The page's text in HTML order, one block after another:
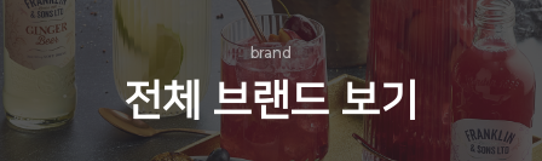
brand
전체 브랜드 보기